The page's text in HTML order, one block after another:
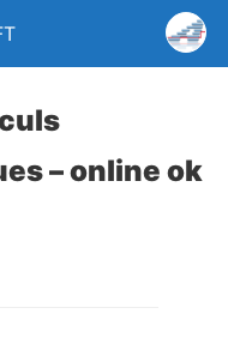
– online ok